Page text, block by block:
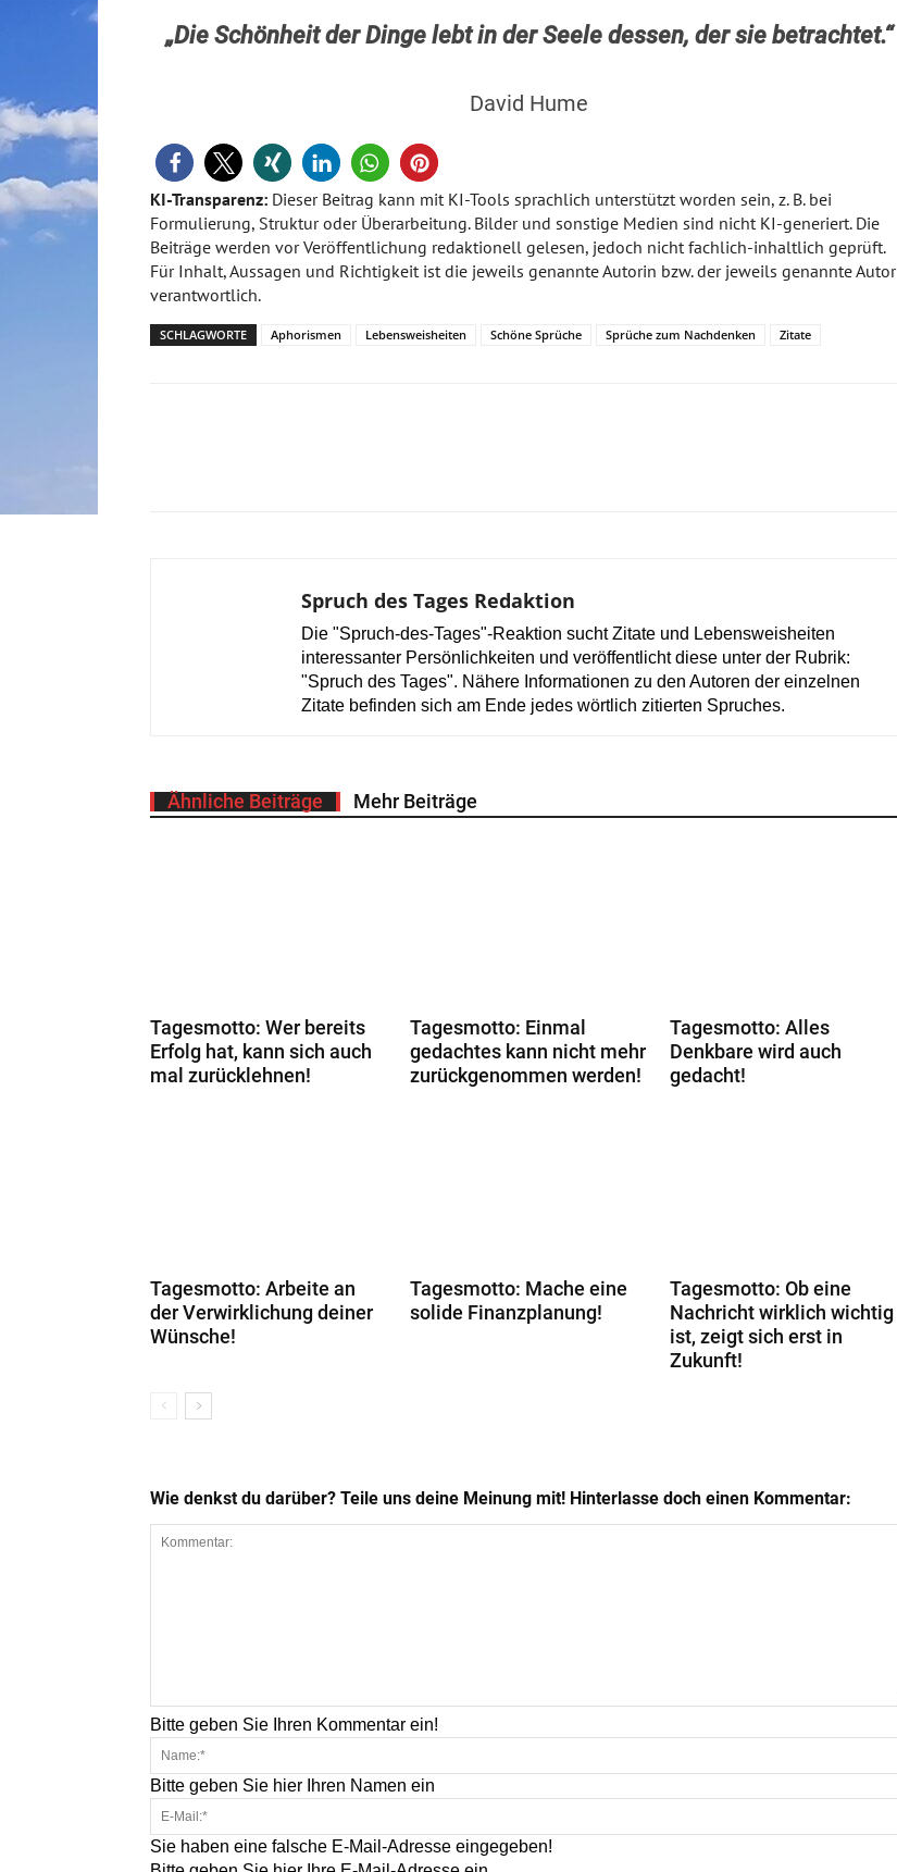
„Die Schönheit der Dinge lebt in der Seele dessen, der sie betrachtet.“
David Hume
KI-Transparenz: Dieser Beitrag kann mit KI-Tools sprachlich unterstützt worden sein, z. B. bei
Formulierung, Struktur oder Überarbeitung. Bilder und sonstige Medien sind nicht KI-generiert. Die
Beiträge werden vor Veröffentlichung redaktionell gelesen, jedoch nicht fachlich-inhaltlich geprüft.
Für Inhalt, Aussagen und Richtigkeit ist die jeweils genannte Autorin bzw. der jeweils genannte Autor
verantwortlich.
SCHLAGWORTE Aphorismen Lebensweisheiten Schöne Sprüche Sprüche zum Nachdenken Zitate
Spruch des Tages Redaktion
Die "Spruch-des-Tages"-Reaktion sucht Zitate und Lebensweisheiten
interessanter Persönlichkeiten und veröffentlicht diese unter der Rubrik:
"Spruch des Tages". Nähere Informationen zu den Autoren der einzelnen
Zitate befinden sich am Ende jedes wörtlich zitierten Spruches.
Ähnliche Beiträge Mehr Beiträge
Tagesmotto: Wer bereits
Erfolg hat, kann sich auch
mal zurücklehnen!
Tagesmotto: Einmal
gedachtes kann nicht mehr
zurückgenommen werden!
Tagesmotto: Alles
Denkbare wird auch
gedacht!
Tagesmotto: Arbeite an
der Verwirklichung deiner
Wünsche!
Tagesmotto: Mache eine
solide Finanzplanung!
Tagesmotto: Ob eine
Nachricht wirklich wichtig
ist, zeigt sich erst in
Zukunft!
Wie denkst du darüber? Teile uns deine Meinung mit! Hinterlasse doch einen Kommentar:
Bitte geben Sie Ihren Kommentar ein!
Bitte geben Sie hier Ihren Namen ein
Sie haben eine falsche E-Mail-Adresse eingegeben!